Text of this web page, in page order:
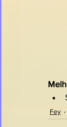
Fey